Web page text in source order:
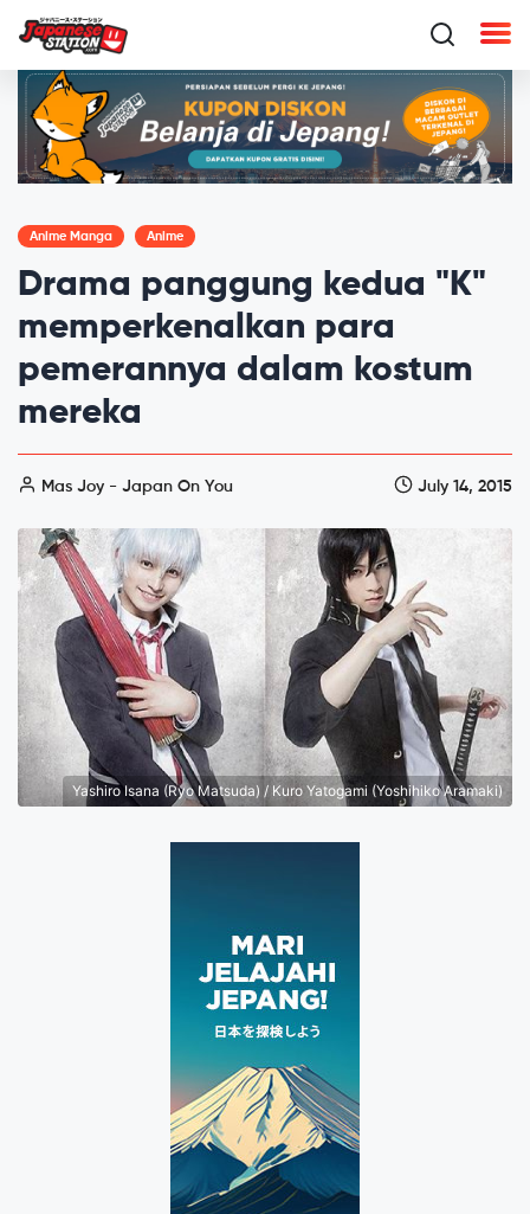
Anime Manga Anime
Drama panggung kedua "K"
memperkenalkan para
pemerannya dalam kostum
mereka
Mas Joy - Japan On You July 14, 2015
Yashiro Isana (Ryo Matsuda) / Kuro Yatogami (Yoshihiko Aramaki)